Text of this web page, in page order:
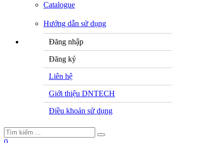
Catalogue
Hướng dẫn sử dụng
Đăng nhập
Đăng ký
Liên hệ
Giới thiệu DNTECH
Điều khoản sử dụng